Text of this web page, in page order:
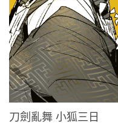
刀劍亂舞 小狐三日